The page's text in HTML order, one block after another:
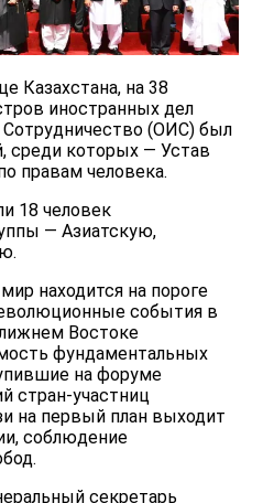
Казахстана, на 38
иностранных дел
(ОИС) был
среди которых — Устав
правам человека.
18 человек
— Азиатскую,
находится на пороге
события в
Востоке
фундаментальных
на форуме
стран-участниц
на первый план выходит
соблюдение
секретарь